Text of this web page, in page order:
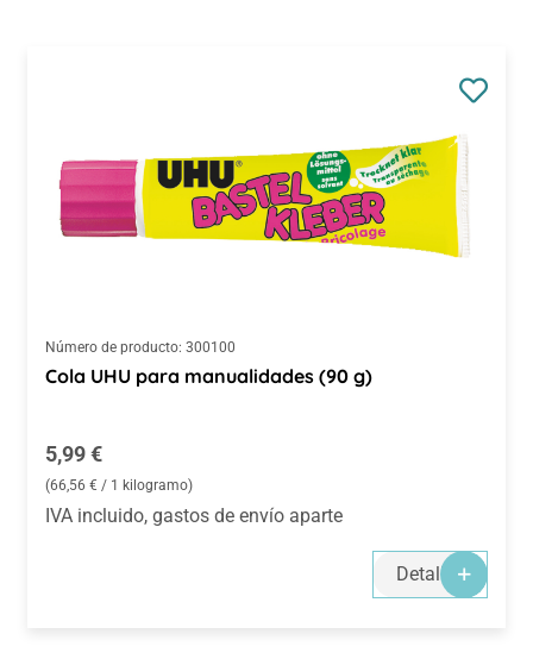
Número de producto: 300100
Cola UHU para manualidades (90 g)
Precio normal:
5,99 €
(66,56 € / 1 kilogramo)
IVA incluido, gastos de envío aparte
Detalles